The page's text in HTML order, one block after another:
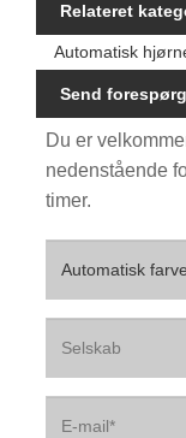
Relateret
Automatisk
Send
Du er
nedenstående
timer.